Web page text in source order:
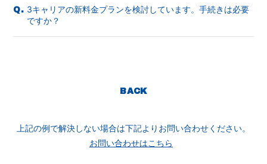
Q. 3キャリアの新料金プランを検討しています。手続きは必要
ですか？
BACK
上記の例で解決しない場合は下記よりお問い合わせください。
お問い合わせはこちら